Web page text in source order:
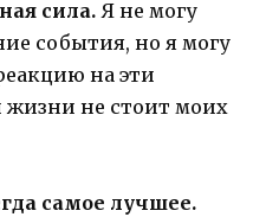
сила. Я не могу
события, но я могу
на эти
жизни не стоит моих
самое лучшее.